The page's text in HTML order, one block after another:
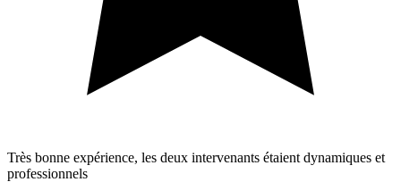
Très bonne expérience, les deux intervenants étaient dynamiques et
professionnels